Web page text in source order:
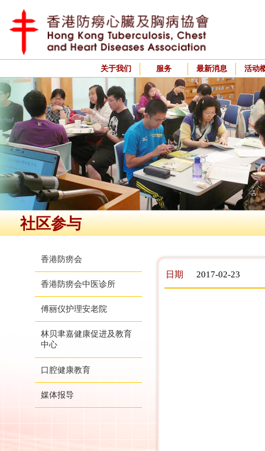
关于我们 服务 最新消息 活动
社区参与
香港防痨会
香港防痨会中医诊所
傅丽仪护理安老院
林贝聿嘉健康促进及教育
中心
口腔健康教育
媒体报导
日期 2017-02-23